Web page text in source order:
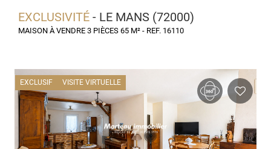
EXCLUSIVITÉ - LE MANS (72000)
MAISON À VENDRE 3 PIÈCES 65 M² - REF. 16110
EXCLUSIF VISITE VIRTUELLE